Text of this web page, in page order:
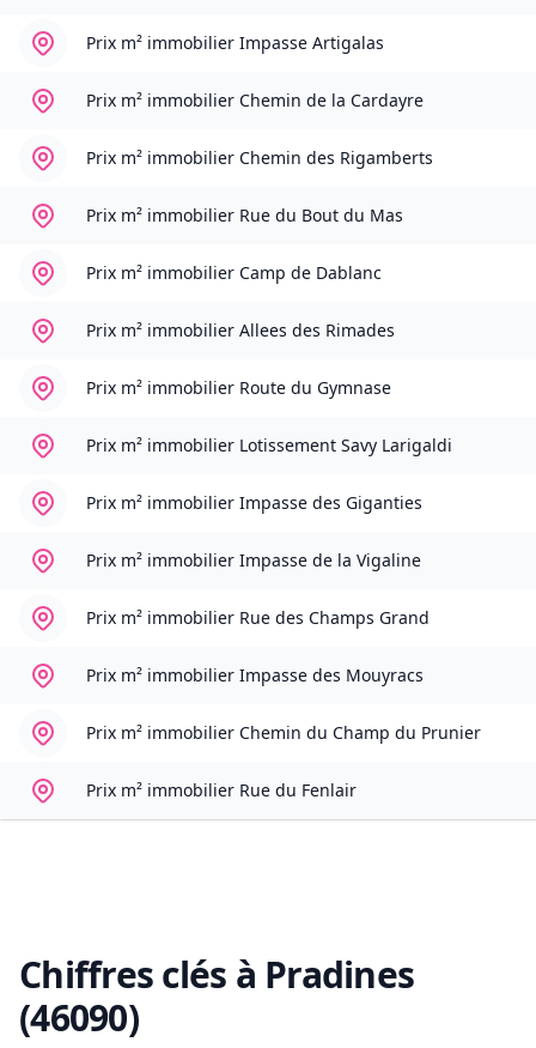
Prix m² immobilier Impasse Artigalas
Prix m² immobilier Chemin de la Cardayre
Prix m² immobilier Chemin des Rigamberts
Prix m² immobilier Rue du Bout du Mas
Prix m² immobilier Camp de Dablanc
Prix m² immobilier Allees des Rimades
Prix m² immobilier Route du Gymnase
Prix m² immobilier Lotissement Savy Larigaldi
Prix m² immobilier Impasse des Giganties
Prix m² immobilier Impasse de la Vigaline
Prix m² immobilier Rue des Champs Grand
Prix m² immobilier Impasse des Mouyracs
Prix m² immobilier Chemin du Champ du Prunier
Prix m² immobilier Rue du Fenlair
Chiffres clés à Pradines
(46090)